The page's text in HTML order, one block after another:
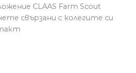
CLAAS Farm Scout
свързани с колегите си